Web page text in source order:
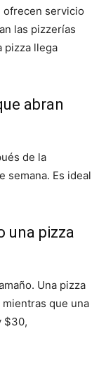
ofrecen servicio
las pizzerías
pizza llega
abran
de la
semana. Es ideal
una pizza
Una pizza
que una
$30,